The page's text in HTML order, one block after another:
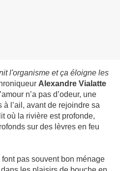
l'organisme et ça éloigne les
Alexandre Vialatte
n’a pas d’odeur, une
l’ail, avant de rejoindre sa
où la rivière est profonde,
sur des lèvres en feu
font pas souvent bon ménage